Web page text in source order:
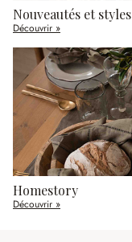
Nouveautés et styles
Découvrir »
Homestory
Découvrir »